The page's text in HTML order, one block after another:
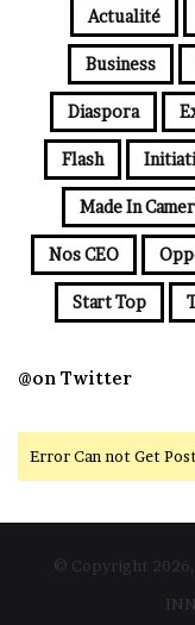
Actualité
Business
Diaspora
Flash
Made In
Nos CEO
Start Top
@on Twitter
Error Can not Get
© Copyright 2026,